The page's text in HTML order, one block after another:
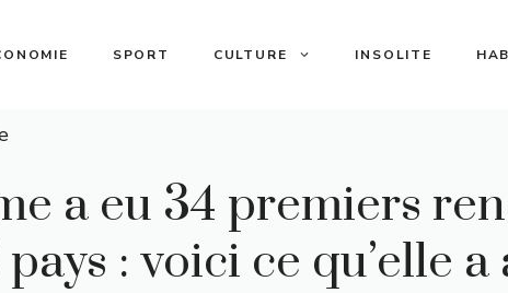
SPORT CULTURE INSOLITE
a eu 34 premiers
pays : voici ce qu’elle